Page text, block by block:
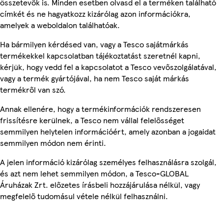
címkét és ne hagyatkozz kizárólag azon információkra,
amelyek a weboldalon találhatóak.
Ha bármilyen kérdésed van, vagy a Tesco sajátmárkás
termékekkel kapcsolatban tájékoztatást szeretnél kapni,
kérjük, hogy vedd fel a kapcsolatot a Tesco vevőszolgálatával,
vagy a termék gyártójával, ha nem Tesco saját márkás
termékről van szó.
Annak ellenére, hogy a termékinformációk rendszeresen
frissítésre kerülnek, a Tesco nem vállal felelősséget
semmilyen helytelen információért, amely azonban a jogaidat
semmilyen módon nem érinti.
A jelen információ kizárólag személyes felhasználásra szolgál,
és azt nem lehet semmilyen módon, a Tesco-GLOBAL
Áruházak Zrt. előzetes írásbeli hozzájárulása nélkül, vagy
megfelelő tudomásul vétele nélkül felhasználni.